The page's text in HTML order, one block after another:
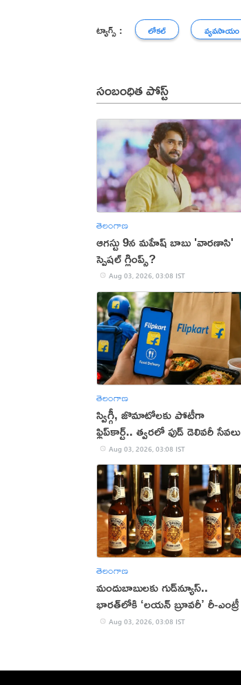
ట్యాగ్స్ : లోకల్ వ్యవసాయం
సంబంధిత పోస్ట్
తెలంగాణ
ఆగస్టు 9న మహేష్ బాబు 'వారణాసి'
స్పెషల్ గ్లింప్స్?
Aug 03, 2026, 03:08 IST
తెలంగాణ
స్విగ్గీ, జొమాటోలకు పోటీగా
ఫ్లిప్‌కార్ట్.. త్వరలో ఫుడ్ డెలివరీ సేవలు
Aug 03, 2026, 03:08 IST
తెలంగాణ
మందుబాబులకు గుడ్‌న్యూస్..
భారత్‌లోకి ‘లయన్ బ్రూవరీ’ రీ-ఎంట్రీ
Aug 03, 2026, 03:08 IST